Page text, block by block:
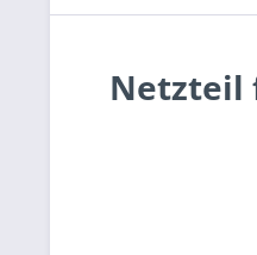
Netzteil